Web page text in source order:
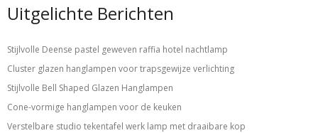
Uitgelichte Berichten
Stijlvolle Deense pastel geweven raffia hotel nachtlamp
Cluster glazen hanglampen voor trapsgewijze verlichting
Stijlvolle Bell Shaped Glazen Hanglampen
Cone-vormige hanglampen voor de keuken
Verstelbare studio tekentafel werk lamp met draaibare kop